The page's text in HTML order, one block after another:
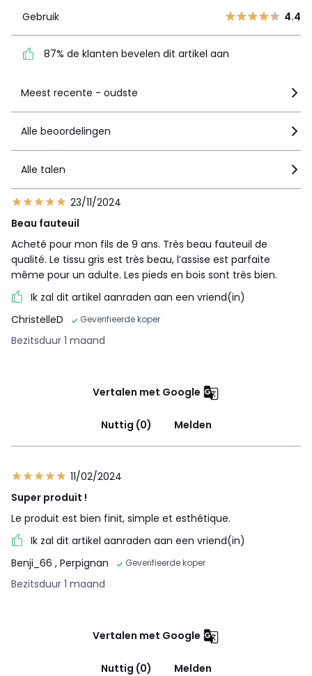
1
Zie details van de nota
Gebruik 4.4
87% de klanten bevelen dit artikel aan
Meest recente - oudste
Alle beoordelingen
Alle talen
23/11/2024
Beau fauteuil
Acheté pour mon fils de 9 ans. Très beau fauteuil de
qualité. Le tissu gris est très beau, l’assise est parfaite
même pour un adulte. Les pieds en bois sont très bien.
Ik zal dit artikel aanraden aan een vriend(in)
ChristelleD
Geverifieerde koper
Bezitsduur 1 maand
Vertalen met Google
Nuttig (0) Melden
11/02/2024
Super produit !
Le produit est bien finit, simple et esthétique.
Ik zal dit artikel aanraden aan een vriend(in)
Benji_66 , Perpignan Geverifieerde koper
Bezitsduur 1 maand
Vertalen met Google
Nuttig (0)
Melden